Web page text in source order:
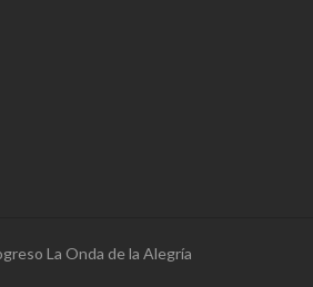
La Onda de la Alegría